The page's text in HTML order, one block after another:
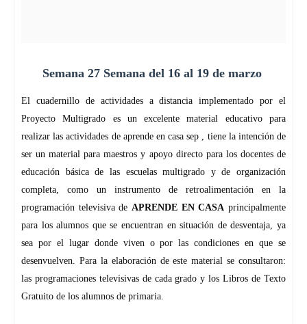
Semana 27 Semana del 16 al 19 de marzo
El cuadernillo de actividades a distancia implementado por el
Proyecto Multigrado es un excelente material educativo para
realizar las actividades de aprende en casa sep , tiene la intención de
ser un material para maestros y apoyo directo para los docentes de
educación básica de las escuelas multigrado y de organización
completa, como un instrumento de retroalimentación en la
programación televisiva de APRENDE EN CASA principalmente
para los alumnos que se encuentran en situación de desventaja, ya
sea por el lugar donde viven o por las condiciones en que se
desenvuelven. Para la elaboración de este material se consultaron:
las programaciones televisivas de cada grado y los Libros de Texto
Gratuito de los alumnos de primaria.